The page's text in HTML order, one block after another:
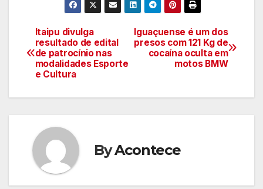
Navegação
de
Iguaçuense é um dos
presos com 121 Kg de
cocaína oculta em
motos BMW
Itaipu divulga
resultado de edital
de patrocínio nas
modalidades Esporte
e Cultura
ByAcontece